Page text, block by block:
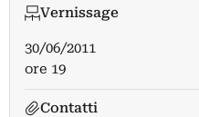
Vernissage
30/06/2011
ore 19
Contatti